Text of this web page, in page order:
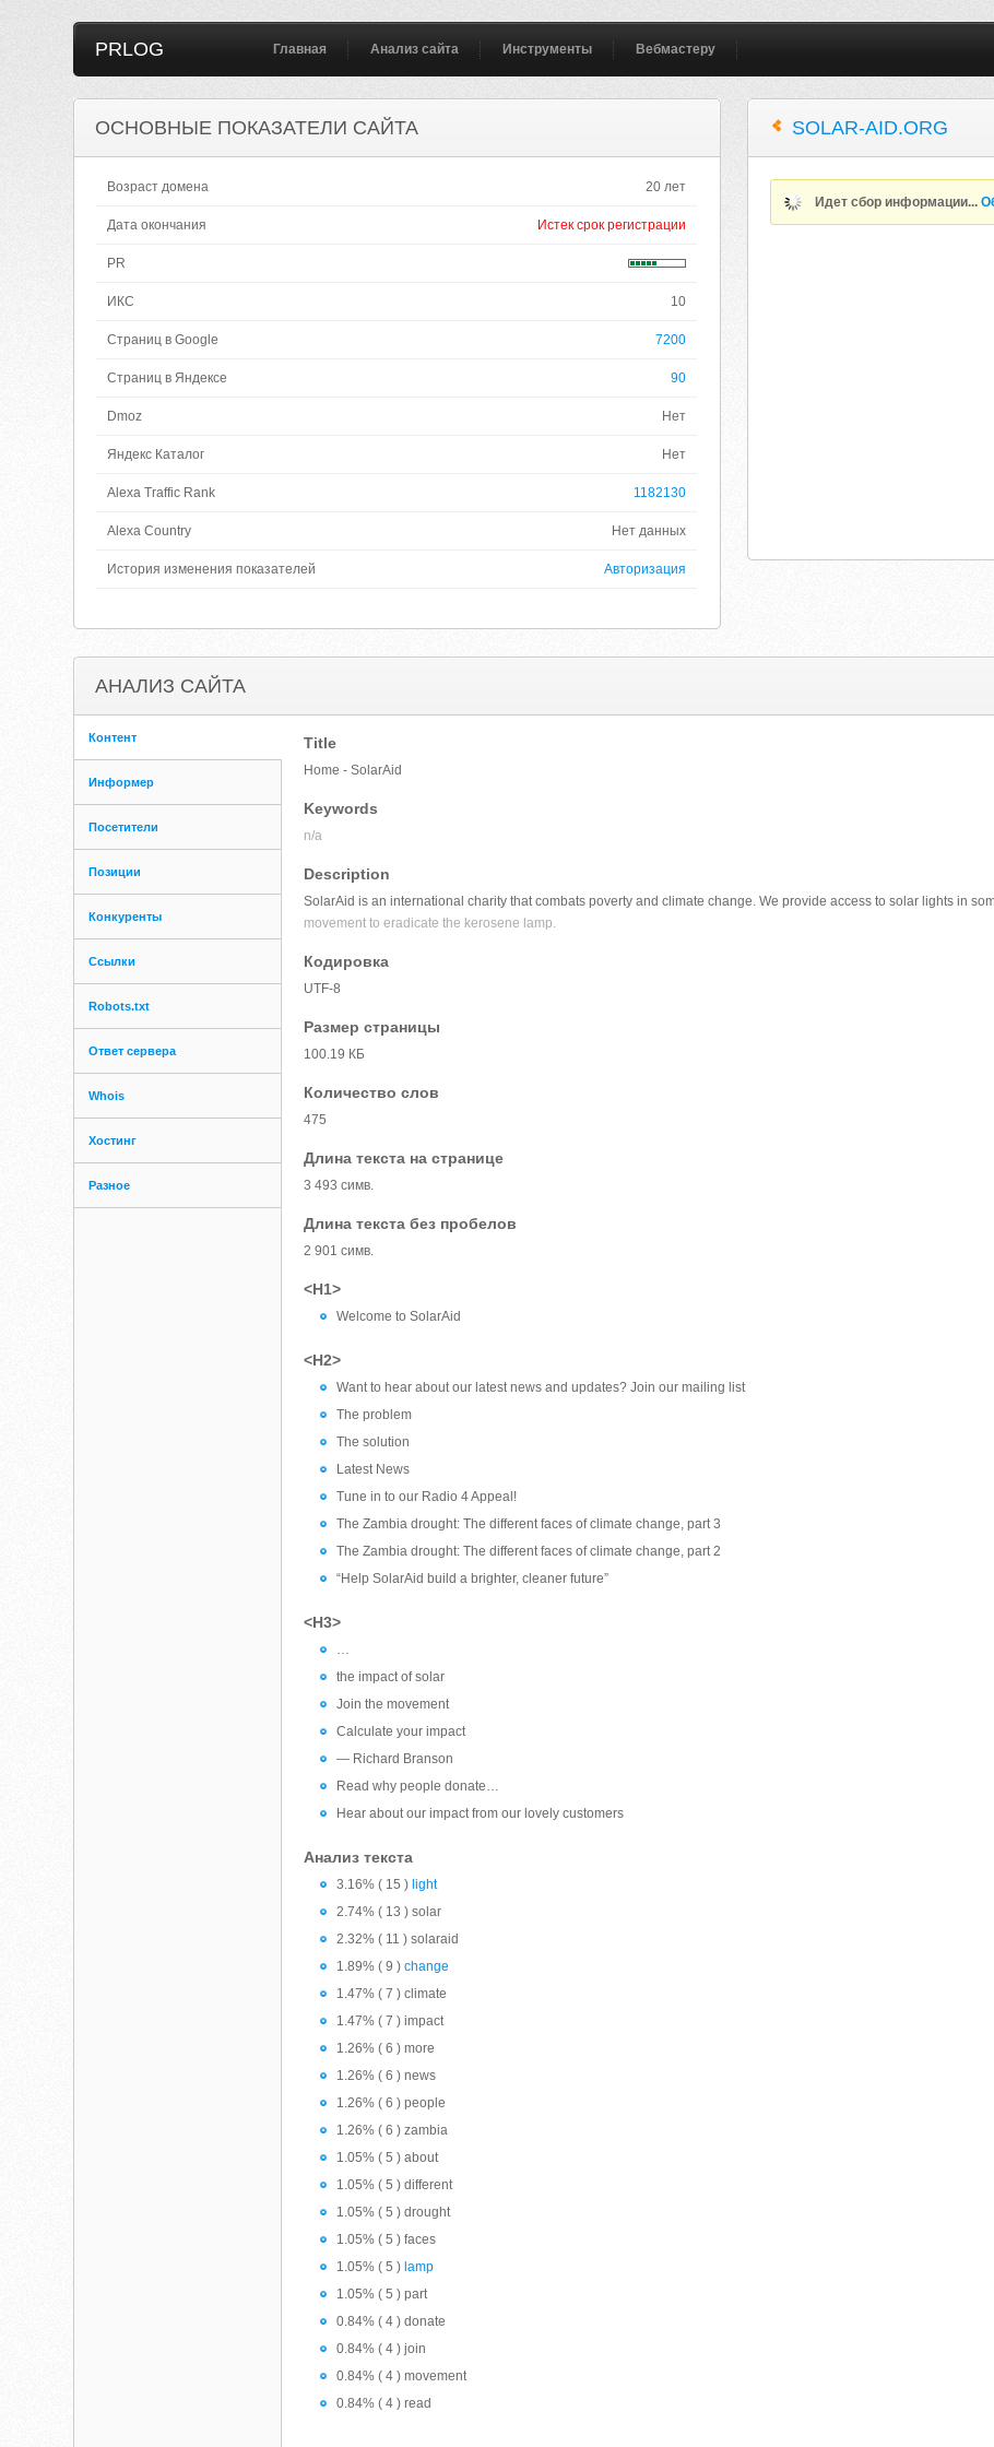
PRLOG Главная Анализ сайта Инструменты Вебмастеру
ОСНОВНЫЕ ПОКАЗАТЕЛИ САЙТА
Возраст домена 20 лет
Дата окончания Истек срок регистрации
PR
ИКС 10
Страниц в Google 7200
Страниц в Яндексе 90
Dmoz Нет
Яндекс Каталог Нет
Alexa Traffic Rank 1182130
Alexa Country Нет данных
История изменения показателей Авторизация
SOLAR-AID.ORG
Идет сбор информации...
АНАЛИЗ САЙТА
Контент
Информер
Посетители
Позиции
Конкуренты
Ссылки
Robots.txt
Ответ сервера
Whois
Хостинг
Разное
Title
Home - SolarAid
Keywords
n/a
Description
SolarAid is an international charity that combats poverty and climate change. We provide access to solar lights in
movement to eradicate the kerosene lamp.
Кодировка
UTF-8
Размер страницы
100.19 КБ
Количество слов
475
Длина текста на странице
3 493 симв.
Длина текста без пробелов
2 901 симв.
<H1>
Welcome to SolarAid
<H2>
Want to hear about our latest news and updates? Join our mailing list
The problem
The solution
Latest News
Tune in to our Radio 4 Appeal!
The Zambia drought: The different faces of climate change, part 3
The Zambia drought: The different faces of climate change, part 2
“Help SolarAid build a brighter, cleaner future”
<H3>
…
the impact of solar
Join the movement
Calculate your impact
— Richard Branson
Read why people donate…
Hear about our impact from our lovely customers
Анализ текста
3.16% ( 15 ) light
2.74% ( 13 ) solar
2.32% ( 11 ) solaraid
1.89% ( 9 )change
1.47% ( 7 ) climate
1.47% ( 7 ) impact
1.26% ( 6 ) more
1.26% ( 6 ) news
1.26% ( 6 ) people
1.26% ( 6 ) zambia
1.05% ( 5 ) about
1.05% ( 5 ) different
1.05% ( 5 ) drought
1.05% ( 5 ) faces
1.05% ( 5 ) lamp
1.05% ( 5 ) part
0.84% ( 4 ) donate
0.84% ( 4 ) join
0.84% ( 4 ) movement
0.84% ( 4 ) read